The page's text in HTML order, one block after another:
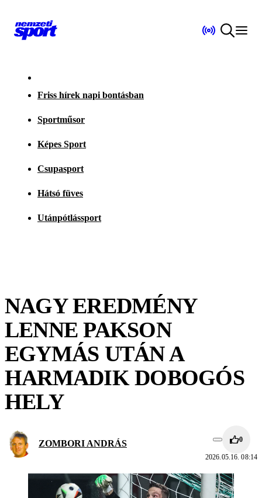
Friss hírek napi bontásban
Sportműsor
Képes Sport
Csupasport
Hátsó füves
Utánpótlássport
NAGY EREDMÉNY
LENNE PAKSON
EGYMÁS UTÁN A
HARMADIK DOBOGÓS
HELY
ZOMBORI ANDRÁS 0
2026.05.16. 08:14